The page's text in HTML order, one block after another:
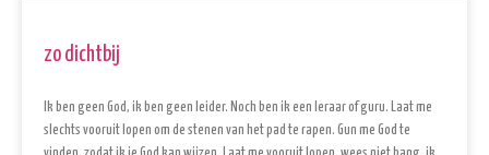
zo dichtbij
Ik ben geen God, ik ben geen leider. Noch ben ik een leraar of guru. Laat me
slechts vooruit lopen om de stenen van het pad te rapen. Gun me God te